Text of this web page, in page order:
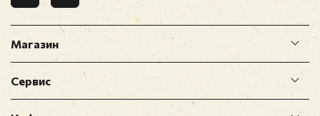
Магазин
Сервис